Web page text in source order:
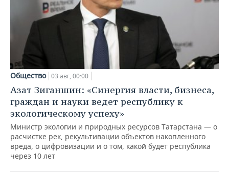
Общество 03 авг, 00:00
Азат Зиганшин: «Синергия власти, бизнеса,
граждан и науки ведет республику к
экологическому успеху»
Министр экологии и природных ресурсов Татарстана — о
расчистке рек, рекультивации объектов накопленного
вреда, о цифровизации и о том, какой будет республика
через 10 лет